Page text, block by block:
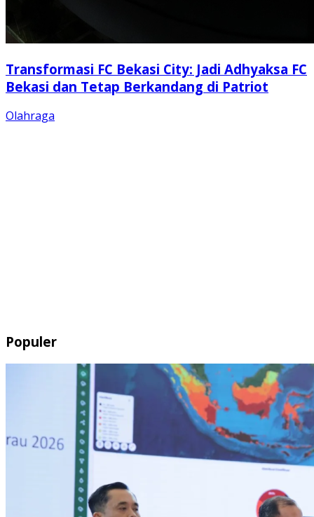
Transformasi FC Bekasi City: Jadi Adhyaksa FC
Bekasi dan Tetap Berkandang di Patriot
Olahraga
Populer